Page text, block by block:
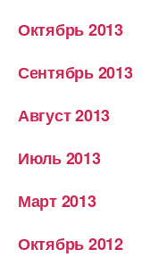
Октябрь 2013
Сентябрь 2013
Август 2013
Июль 2013
Март 2013
Октябрь 2012